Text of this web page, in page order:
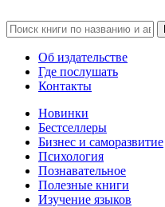
Об издательстве
Где послушать
Контакты
Новинки
Бестселлеры
Бизнес и саморазвитие
Психология
Познавательное
Полезные книги
Изучение языков